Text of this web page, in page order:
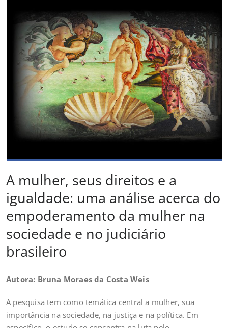
A mulher, seus direitos e a
igualdade: uma análise acerca do
empoderamento da mulher na
sociedade e no judiciário
brasileiro
Autora: Bruna Moraes da Costa Weis
A pesquisa tem como temática central a mulher, sua
importância na sociedade, na justiça e na política. Em